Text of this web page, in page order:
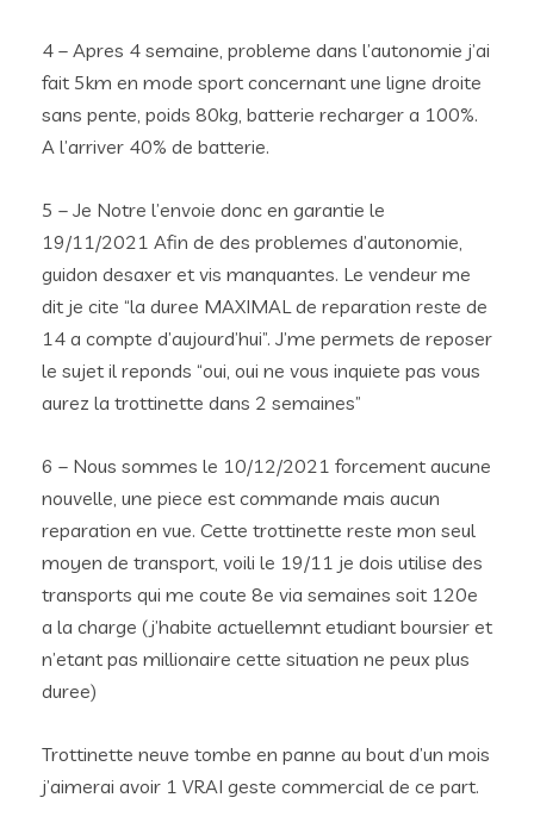
4 – Apres 4 semaine, probleme dans l’autonomie j’ai
fait 5km en mode sport concernant une ligne droite
sans pente, poids 80kg, batterie recharger a 100%.
A l’arriver 40% de batterie.
5 – Je Notre l’envoie donc en garantie le
19/11/2021 Afin de des problemes d’autonomie,
guidon desaxer et vis manquantes. Le vendeur me
dit je cite “la duree MAXIMAL de reparation reste de
14 a compte d’aujourd’hui”. J’me permets de reposer
le sujet il reponds “oui, oui ne vous inquiete pas vous
aurez la trottinette dans 2 semaines”
6 – Nous sommes le 10/12/2021 forcement aucune
nouvelle, une piece est commande mais aucun
reparation en vue. Cette trottinette reste mon seul
moyen de transport, voili le 19/11 je dois utilise des
transports qui me coute 8e via semaines soit 120e
a la charge (j’habite actuellemnt etudiant boursier et
n’etant pas millionaire cette situation ne peux plus
duree)
Trottinette neuve tombe en panne au bout d’un mois
j’aimerai avoir 1 VRAI geste commercial de ce part.